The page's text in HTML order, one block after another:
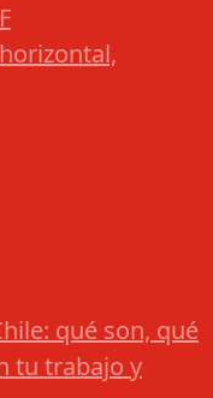
qué son, qué
tu trabajo y